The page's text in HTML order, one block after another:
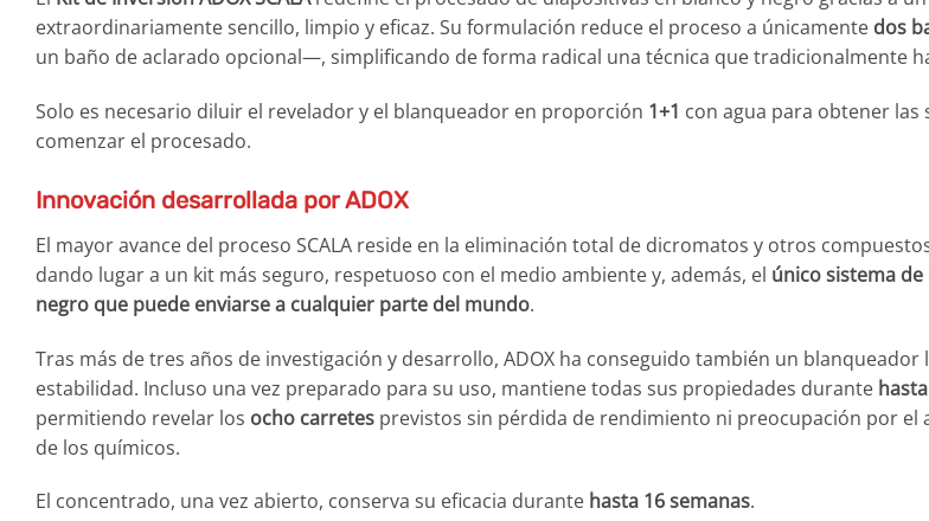
extraordinariamente sencillo, limpio y eficaz. Su formulación reduce el proceso a únicamente dos
un baño de aclarado opcional—, simplificando de forma radical una técnica que tradicionalmente
Solo es necesario diluir el revelador y el blanqueador en proporción 1+1 con agua para obtener
comenzar el procesado.
Innovación desarrollada por ADOX
El mayor avance del proceso SCALA reside en la eliminación total de dicromatos y otros
dando lugar a un kit más seguro, respetuoso con el medio ambiente y, además, el único sistema
negro que puede enviarse a cualquier parte del mundo.
Tras más de tres años de investigación y desarrollo, ADOX ha conseguido también un
estabilidad. Incluso una vez preparado para su uso, mantiene todas sus propiedades durante
permitiendo revelar los ocho carretes previstos sin pérdida de rendimiento ni preocupación por
de los químicos.
El concentrado, una vez abierto, conserva su eficacia durante hasta 16 semanas.